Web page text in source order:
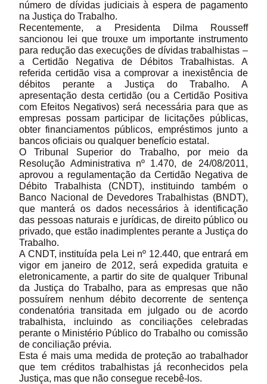
número de dívidas judiciais à espera de pagamento
na Justiça do Trabalho.
Recentemente, a Presidenta Dilma Rousseff
sancionou lei que trouxe um importante instrumento
para redução das execuções de dívidas trabalhistas –
a Certidão Negativa de Débitos Trabalhistas. A
referida certidão visa a comprovar a inexistência de
débitos perante a Justiça do Trabalho. A
apresentação desta certidão (ou a Certidão Positiva
com Efeitos Negativos) será necessária para que as
empresas possam participar de licitações públicas,
obter financiamentos públicos, empréstimos junto a
bancos oficiais ou qualquer benefício estatal.
O Tribunal Superior do Trabalho, por meio da
Resolução Administrativa nº 1.470, de 24/08/2011,
aprovou a regulamentação da Certidão Negativa de
Débito Trabalhista (CNDT), instituindo também o
Banco Nacional de Devedores Trabalhistas (BNDT),
que manterá os dados necessários à identificação
das pessoas naturais e jurídicas, de direito público ou
privado, que estão inadimplentes perante a Justiça do
Trabalho.
A CNDT, instituída pela Lei nº 12.440, que entrará em
vigor em janeiro de 2012, será expedida gratuita e
eletronicamente, a partir do site de qualquer Tribunal
da Justiça do Trabalho, para as empresas que não
possuírem nenhum débito decorrente de sentença
condenatória transitada em julgado ou de acordo
trabalhista, incluindo as conciliações celebradas
perante o Ministério Público do Trabalho ou comissão
de conciliação prévia.
Esta é mais uma medida de proteção ao trabalhador
que tem créditos trabalhistas já reconhecidos pela
Justiça, mas que não consegue recebê-los.